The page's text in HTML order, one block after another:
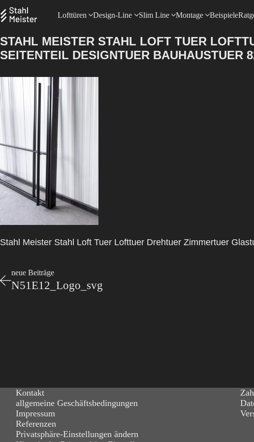
Lofttüren Design-Line Slim Line Montage Beispiele
STAHL MEISTER STAHL LOFT TUER
SEITENTEIL DESIGNTUER BAUHAUSTUER
Stahl Meister Stahl Loft Tuer Lofttuer Drehtuer Zimmertuer
N51E12_Logo_svg
neue Beiträge
Kontakt
allgemeine Geschäftsbedingungen
Impressum
Referenzen
Privatsphäre-Einstellungen ändern